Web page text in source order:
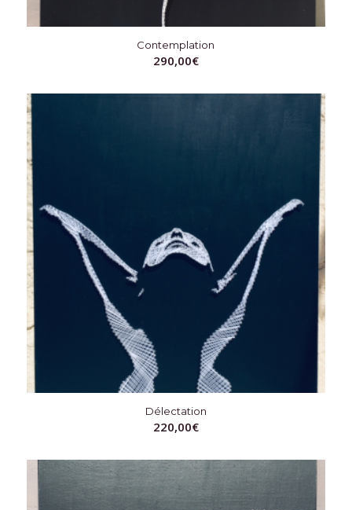
Contemplation
290,00€
Délectation
220,00€